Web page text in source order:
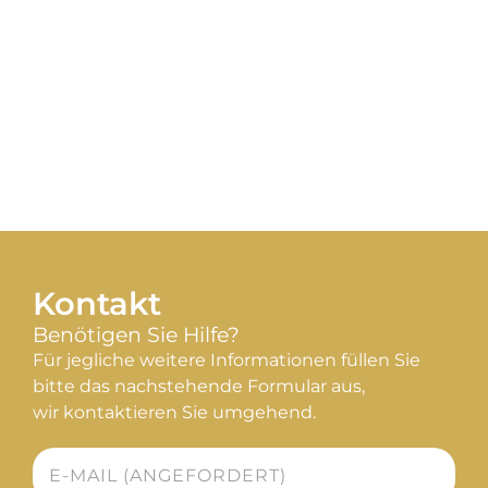
Kontakt
Benötigen Sie Hilfe?
Für jegliche weitere Informationen füllen Sie
bitte das nachstehende Formular aus,
wir kontaktieren Sie umgehend.
E-